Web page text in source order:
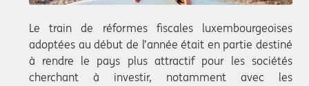
Le train de réformes fiscales luxembourgeoises
adoptées au début de l’année était en partie destiné
à rendre le pays plus attractif pour les sociétés
cherchant à investir, notamment avec les